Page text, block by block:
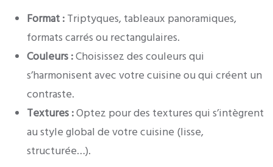
Format :Triptyques, tableaux panoramiques,
formats carrés ou rectangulaires.
Couleurs :Choisissez des couleurs qui
s’harmonisent avec votre cuisine ou qui créent un
contraste.
Textures :Optez pour des textures qui s’intègrent
au style global de votre cuisine (lisse,
structurée…).